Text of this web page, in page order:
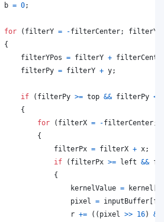
b = 0;
for ( filterY = -filterCenter; filterY
{
filterYPos = filterY +
filterPy = filterY + y;
if ( filterPy >= top && filterPy <
{
for
( filterX = -filterCenter;
{
filterPx = filterX + x;
if
( filterPx >= left &&
{
kernelValue = kernel
pixel
= inputBuffer [
r += ( ( pixel >> 16) &